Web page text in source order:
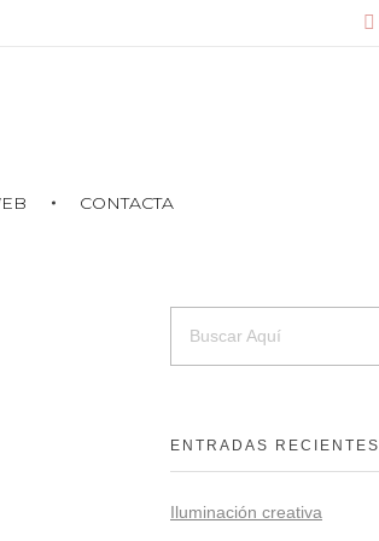
CONTACTA
ENTRADAS RECIENTES
Iluminación creativa